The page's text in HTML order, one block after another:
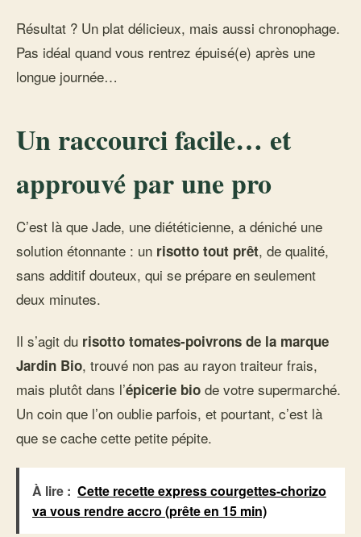
Résultat ? Un plat délicieux, mais aussi chronophage.
Pas idéal quand vous rentrez épuisé(e) après une
longue journée…
Un raccourci facile… et
approuvé par une pro
C’est là que Jade, une diététicienne, a déniché une
solution étonnante : un risotto tout prêt, de qualité,
sans additif douteux, qui se prépare en seulement
deux minutes.
Il s’agit du risotto tomates-poivrons de la marque
Jardin Bio, trouvé non pas au rayon traiteur frais,
mais plutôt dans l’épicerie bio de votre supermarché.
Un coin que l’on oublie parfois, et pourtant, c’est là
que se cache cette petite pépite.
À lire : Cette recette express courgettes-chorizo
va vous rendre accro (prête en 15 min)